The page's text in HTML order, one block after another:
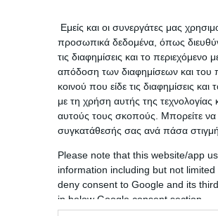
Εμείς και οι συνεργάτες μας
προσωπικά δεδομένα, όπως
τις διαφημίσεις και το
απόδοση των διαφημίσεων και του
κοινού που είδε τις διαφημίσεις
με τη χρήση αυτής της
αυτούς τους σκοπούς. Μπορείτε να
συγκατάθεσής σας ανά πάσα
Please note that this website/app
information including but not
deny consent to Google and its
in below Google consent section.